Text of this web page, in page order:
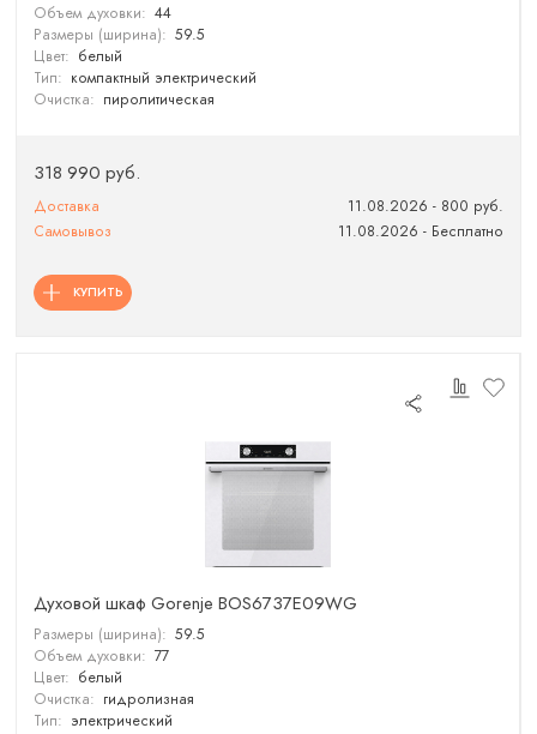
Объем духовки: 44
Размеры (ширина): 59.5
Цвет: белый
Тип: компактный электрический
Очистка: пиролитическая
318 990 руб.
Доставка
11.08.2026 - 800 руб.
Самовывоз
11.08.2026 - Бесплатно
КУПИТЬ
Духовой шкаф Gorenje BOS6737E09WG
Размеры (ширина): 59.5
Объем духовки: 77
Цвет: белый
Очистка: гидролизная
Тип: электрический